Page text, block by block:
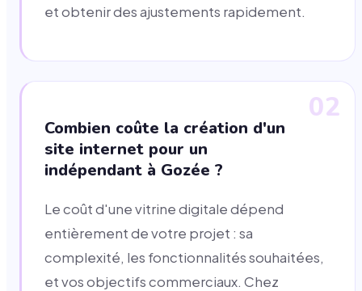
et obtenir des ajustements rapidement.
02
Combien coûte la création d'un
site internet pour un
indépendant à Gozée ?
Le coût d'une vitrine digitale dépend
entièrement de votre projet : sa
complexité, les fonctionnalités souhaitées,
et vos objectifs commerciaux. Chez